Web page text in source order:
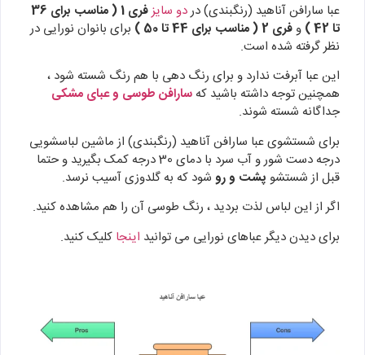
عبا سارافن آناهید (رنگبندی) دردو سایز
فری 1 ( مناسب برای 36
تا 42 )
وفری 2 ( مناسب برای 44 تا 50 )
برای بانوان نورایی در
نظر گرفته شده است.
این عبا آبرفت ندارد و برای رنگ دهی با هم رنگ شسته شود ،
همچنین توجه داشته باشید که سارافن طوسی و عبای مشکی
جداگانه شسته شوند.
برای شستشوی عبا سارافن آناهید (رنگبندی) از ماشین لباسشویی
درجه دست شور و آب سرد با دمای 30 درجه کمک بگیرید و حتما
قبل از شستشو پشت و رو شود که به گلدوزی آسیب نرسد.
اگر از این لباس لذت بردید ، رنگ طوسی آن را هم مشاهده کنید.
برای دیدن دیگر عباهای نورایی می توانید اینجا کلیک کنید.